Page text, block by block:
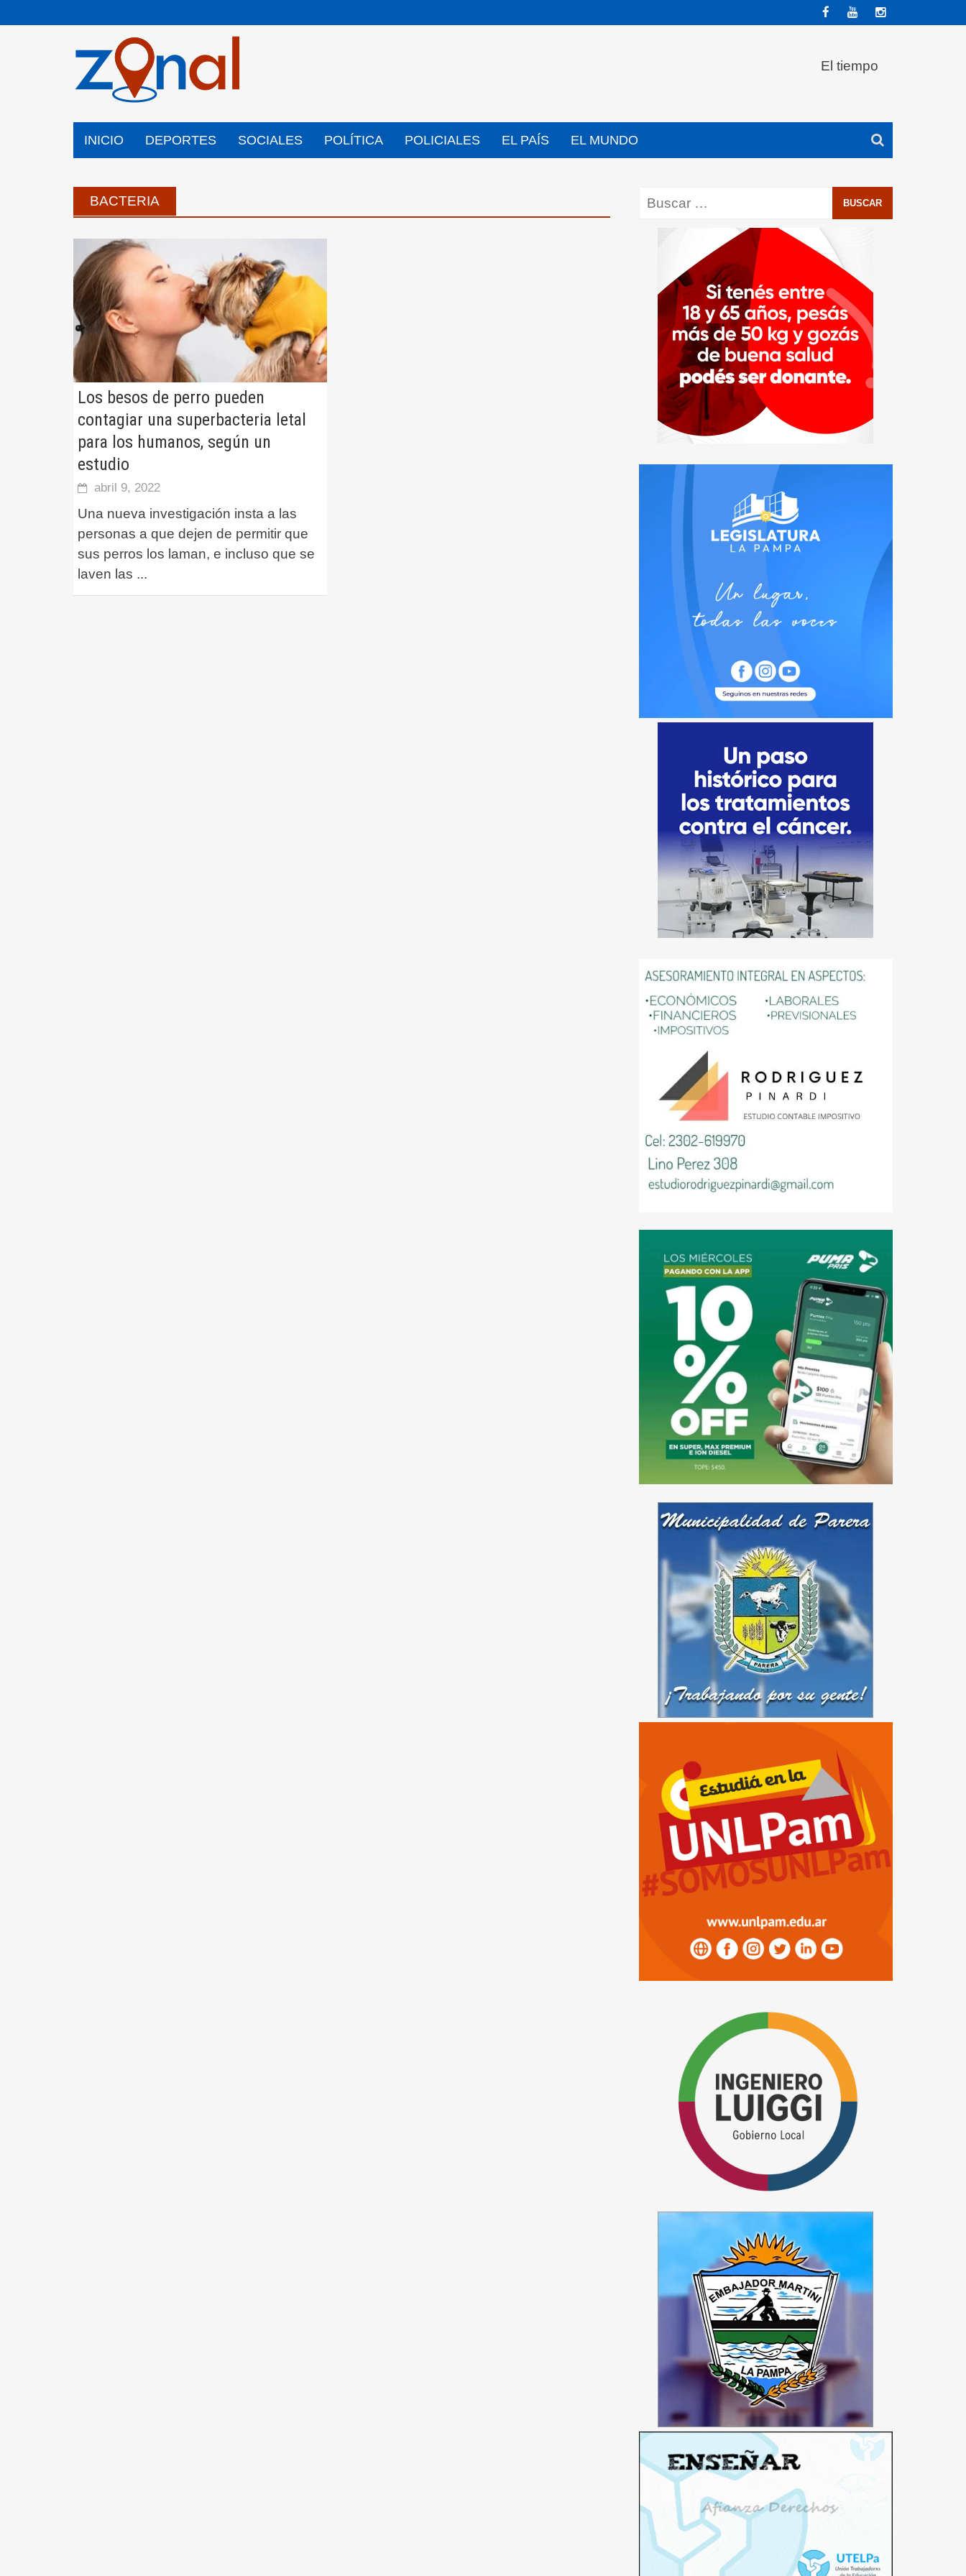
al
El tiempo
INICIO DEPORTES SOCIALES POLÍTICA POLICIALES EL PAÍS EL MUNDO
BACTERIA
Los besos de perro pueden
contagiar una superbacteria letal
para los humanos, según un
estudio
abril 9, 2022
Una nueva investigación insta a las
personas a que dejen de permitir que
sus perros los laman, e incluso que se
laven las ...
Buscar: